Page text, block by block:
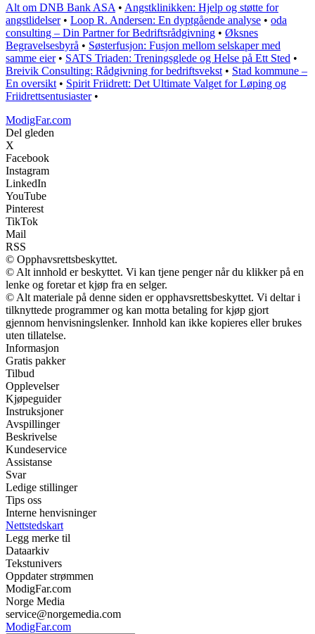
Alt om DNB Bank ASA • Angstklinikken: Hjelp og støtte for
angstlidelser• Loop R. Andersen: En dyptgående analyse • oda
consulting – Din Partner for Bedriftsrådgivning • Øksnes
Begravelsesbyrå • Søsterfusjon: Fusjon mellom selskaper med
samme eier• SATS Triaden: Treningsglede og Helse på Ett Sted •
Breivik Consulting: Rådgivning for bedriftsvekst • Stad kommune –
En oversikt • Spirit Friidrett: Det Ultimate Valget for Løping og
Friidrettsentusiaster•
ModigFar.com
Del gleden
X
Facebook
Instagram
LinkedIn
YouTube
Pinterest
TikTok
Mail
RSS
© Opphavsrettsbeskyttet.
© Alt innhold er beskyttet. Vi kan tjene penger når du klikker på en
lenke og foretar et kjøp fra en selger.
© Alt materiale på denne siden er opphavsrettsbeskyttet. Vi deltar i
tilknyttede programmer og kan motta betaling for kjøp gjort
gjennom henvisningslenker. Innhold kan ikke kopieres eller brukes
uten tillatelse.
Informasjon
Gratis pakker
Tilbud
Opplevelser
Kjøpeguider
Instruksjoner
Avspillinger
Beskrivelse
Kundeservice
Assistanse
Svar
Ledige stillinger
Tips oss
Interne henvisninger
Nettstedskart
Legg merke til
Dataarkiv
Tekstunivers
Oppdater strømmen
ModigFar.com
Norge Media
service@norgemedia.com
ModigFar.com